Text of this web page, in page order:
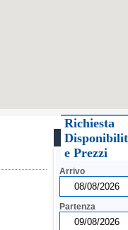
Richiesta
e Prezzi
Arrivo
Partenza